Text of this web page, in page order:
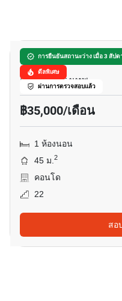
การยืนยันสถานะว่าง เมื่อ 3 สัป
ดีลพิเศษ
ผ่านการตรวจสอบแล้ว
ริทึ่ม สุขุมวิท 44/1
สุขุมวิท, กรุงเทพ
฿35,000/เดือน
1 ห้องนอน
45 ม.2
คอนโด
22
สอ